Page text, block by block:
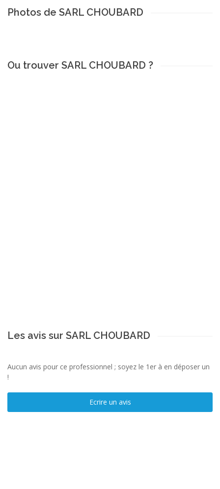
Photos de SARL CHOUBARD
Ou trouver SARL CHOUBARD ?
Les avis sur SARL CHOUBARD
Aucun avis pour ce professionnel ; soyez le 1er à en déposer un
!
Ecrire un avis